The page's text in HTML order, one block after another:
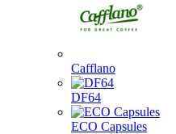
Cafflano
DF64
ECO Capsules